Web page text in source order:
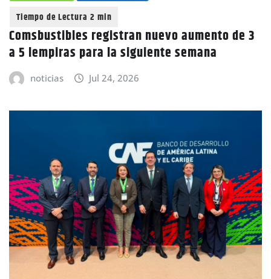
Comsbustibles registran nuevo aumento de 3
a 5 lempiras para la siguiente semana
noticias Jul 24, 2026